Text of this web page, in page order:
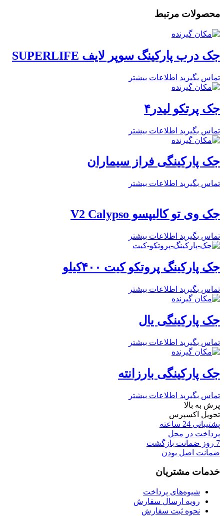
محصولات مرتبط
جک درب پارکینگ سوپر لایف SUPERLIFE
تماس بگیرید اطلاعات بیشتر
جک پرتکو لیدر۴
تماس بگیرید اطلاعات بیشتر
جک پارکینگی فراز سیماران
تماس بگیرید اطلاعات بیشتر
جک وی تو کالیپسو V2 Calypso
تماس بگیرید اطلاعات بیشتر
جک پارکینگ پروتکو کیت ۴۰۰کیلو
تماس بگیرید اطلاعات بیشتر
جک پارکینگی یال
تماس بگیرید اطلاعات بیشتر
جک پارکینگی بارزانته
تماس بگیرید اطلاعات بیشتر
پرش به بالا
تحویل اکسپرس
پشتیبانی 24 ساعته
پرداخت در محل
7 روز ضمانت بازگشت
ضمانت اصل بودن
خدمات مشتریان
شیوه‌های پرداخت
رویه ارسال سفارش
نحوه ثبت سفارش